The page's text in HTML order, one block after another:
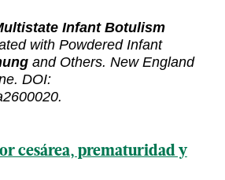
Infant Botulism
with Powdered Infant
and Others. New England
DOI:
cesárea, prematuridad y